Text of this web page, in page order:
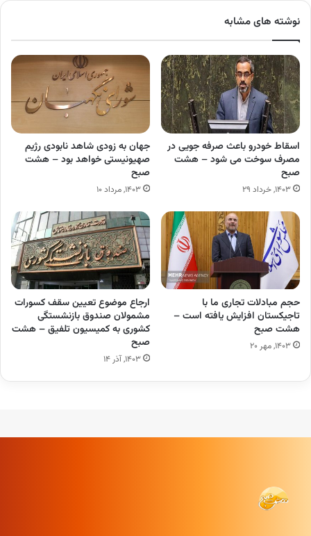
نوشته های مشابه
اسقاط خودرو باعث صرفه جویی در
مصرف سوخت می شود – هشت
صبح
۱۴۰۳, خرداد ۲۹
جهان به زودی شاهد نابودی رژیم
صهیونیستی خواهد بود – هشت
صبح
۱۴۰۳, مرداد ۱۰
حجم مبادلات تجاری ما با
تاجیکستان افزایش یافته است –
هشت صبح
۱۴۰۳, مهر ۲۰
ارجاع موضوع تعیین سقف کسورات
مشمولان صندوق بازنشستگی
کشوری به کمیسیون تلفیق – هشت
صبح
۱۴۰۳, آذر ۱۴